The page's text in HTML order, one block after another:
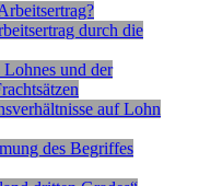
durch die
und der
auf Lohn
des Begriffes